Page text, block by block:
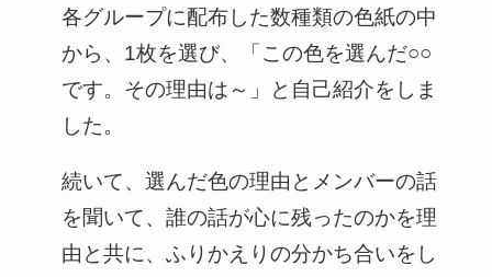
各グループに配布した数種類の色紙の中
から、1枚を選び、「この色を選んだ○○
です。その理由は～」と自己紹介をしま
した。
続いて、選んだ色の理由とメンバーの話
を聞いて、誰の話が心に残ったのかを理
由と共に、ふりかえりの分かち合いをし